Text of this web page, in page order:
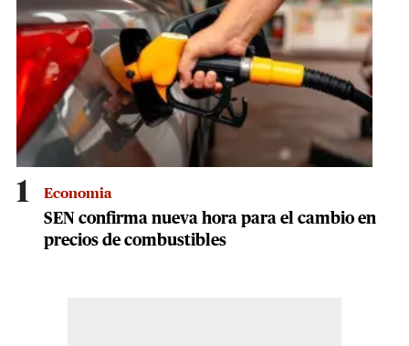
seconds
1 Economia
SEN confirma nueva hora para el cambio en
precios de combustibles